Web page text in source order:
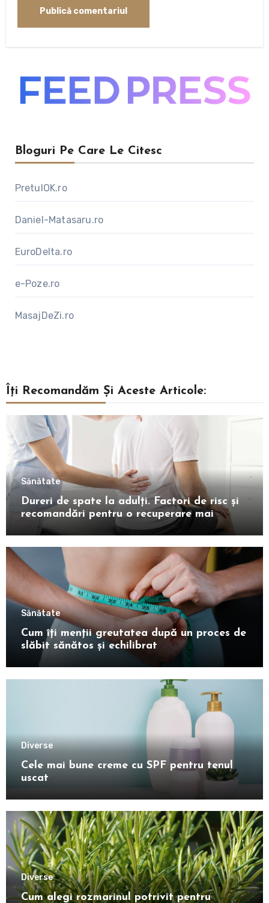
Bloguri Pe Care Le Citesc
PretulOK.ro
Daniel-Matasaru.ro
EuroDelta.ro
e-Poze.ro
MasajDeZi.ro
Îți Recomandăm Și Aceste Articole:
Sănătate
Dureri de spate la adulți. Factori de risc și
recomandări pentru o recuperare mai
rapidă
Sănătate
Cum îți menții greutatea după un proces de
slăbit sănătos și echilibrat
Diverse
Cele mai bune creme cu SPF pentru tenul
uscat
Diverse
Cum alegi rozmarinul potrivit pentru